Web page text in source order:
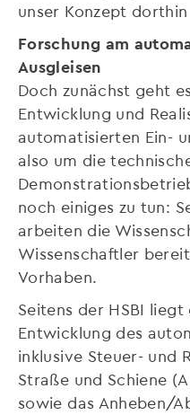
unser Konzept
Forschung am
Ausgleisen
Doch zunächst geht
Entwicklung und
automatisierten Ein-
also um die
noch einiges zu tun:
arbeiten die
Wissenschaftler
Vorhaben.
Seitens der HSBI
Entwicklung des
inklusive Steuer- und
Straße und Schiene
sowie das Anheben/